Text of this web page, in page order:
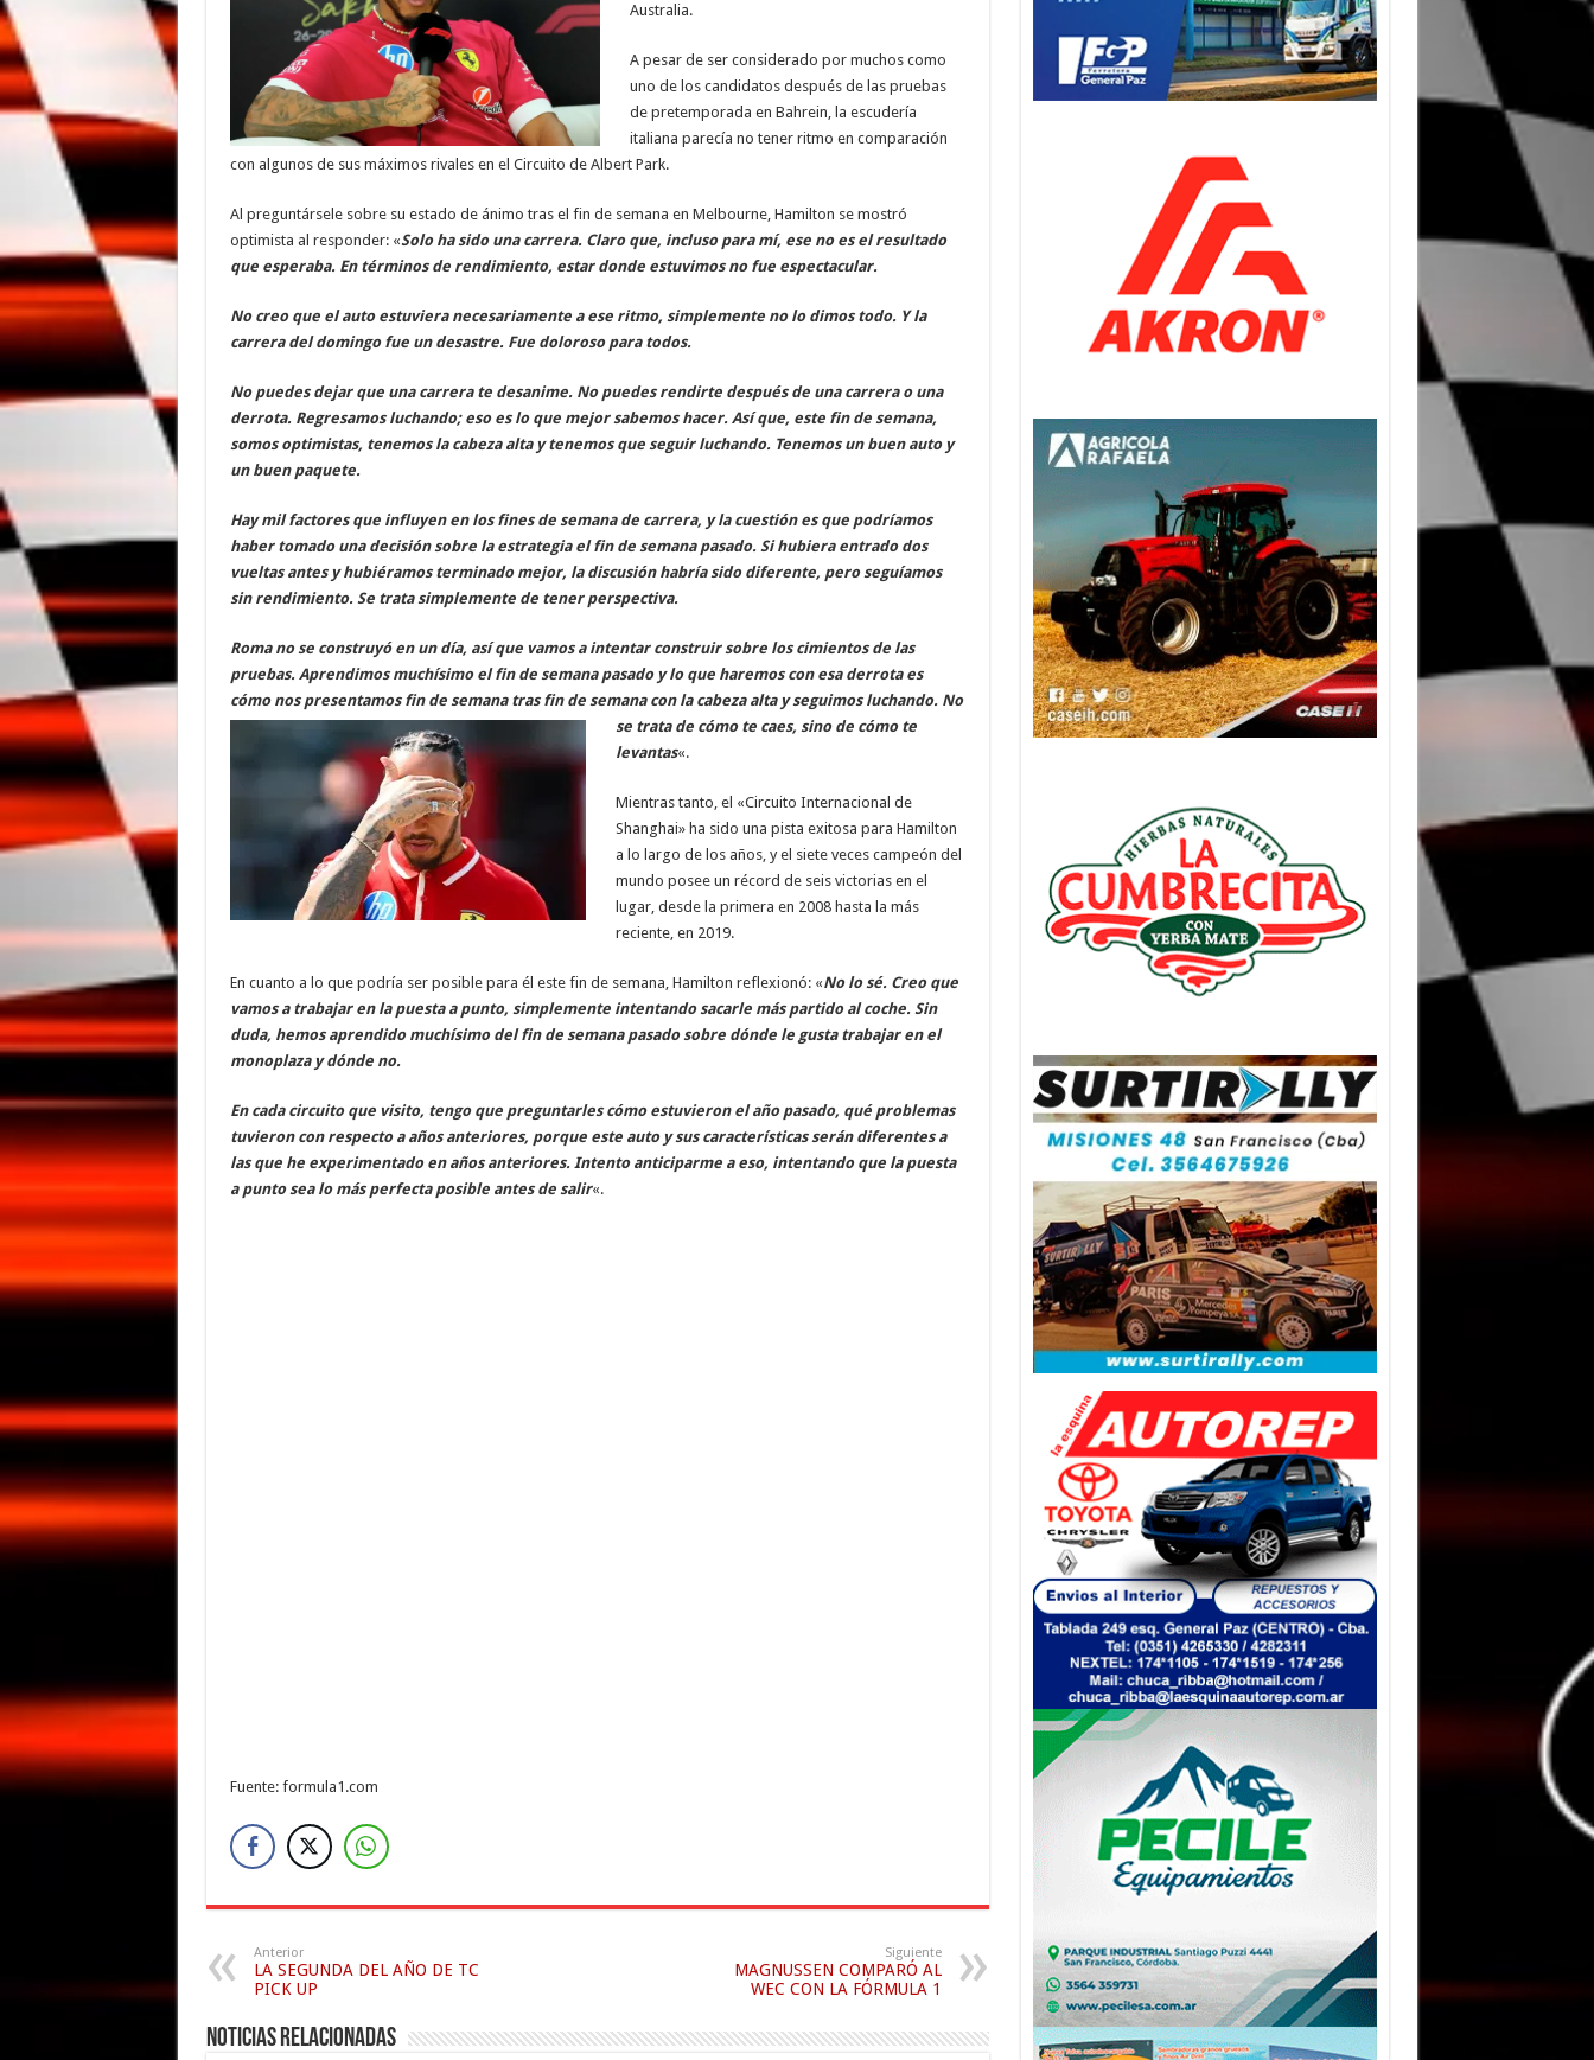
Australia.
A pesar de ser considerado por muchos como
uno de los candidatos después de las pruebas
de pretemporada en Bahrein, la escudería
italiana parecía no tener ritmo en comparación
con algunos de sus máximos rivales en el Circuito de Albert Park.
Al preguntársele sobre su estado de ánimo tras el fin de semana en Melbourne, Hamilton se mostró
optimista al responder: «Solo ha sido una carrera. Claro que, incluso para mí, ese no es el resultado
que esperaba. En términos de rendimiento, estar donde estuvimos no fue espectacular.
No creo que el auto estuviera necesariamente a ese ritmo, simplemente no lo dimos todo. Y la
carrera del domingo fue un desastre. Fue doloroso para todos.
No puedes dejar que una carrera te desanime. No puedes rendirte después de una carrera o una
derrota. Regresamos luchando; eso es lo que mejor sabemos hacer. Así que, este fin de semana,
somos optimistas, tenemos la cabeza alta y tenemos que seguir luchando. Tenemos un buen auto y
un buen paquete.
Hay mil factores que influyen en los fines de semana de carrera, y la cuestión es que podríamos
haber tomado una decisión sobre la estrategia el fin de semana pasado. Si hubiera entrado dos
vueltas antes y hubiéramos terminado mejor, la discusión habría sido diferente, pero seguíamos
sin rendimiento. Se trata simplemente de tener perspectiva.
Roma no se construyó en un día, así que vamos a intentar construir sobre los cimientos de las
pruebas. Aprendimos muchísimo el fin de semana pasado y lo que haremos con esa derrota es
cómo nos presentamos fin de semana tras fin de semana con la cabeza alta y seguimos luchando. No
se trata de cómo te caes, sino de cómo te
levantas«.
Mientras tanto, el «Circuito Internacional de
Shanghai» ha sido una pista exitosa para Hamilton
a lo largo de los años, y el siete veces campeón del
mundo posee un récord de seis victorias en el
lugar, desde la primera en 2008 hasta la más
reciente, en 2019.
En cuanto a lo que podría ser posible para él este fin de semana, Hamilton reflexionó: «No lo sé. Creo que
vamos a trabajar en la puesta a punto, simplemente intentando sacarle más partido al coche. Sin
duda, hemos aprendido muchísimo del fin de semana pasado sobre dónde le gusta trabajar en el
monoplaza y dónde no.
En cada circuito que visito, tengo que preguntarles cómo estuvieron el año pasado, qué problemas
tuvieron con respecto a años anteriores, porque este auto y sus características serán diferentes a
las que he experimentado en años anteriores. Intento anticiparme a eso, intentando que la puesta
a punto sea lo más perfecta posible antes de salir«.
Fuente: formula1.com
Anterior
LA SEGUNDA DEL AÑO DE TC
PICK UP
Siguiente
MAGNUSSEN COMPARÓ AL
WEC CON LA FÓRMULA 1
Noticias relacionadas